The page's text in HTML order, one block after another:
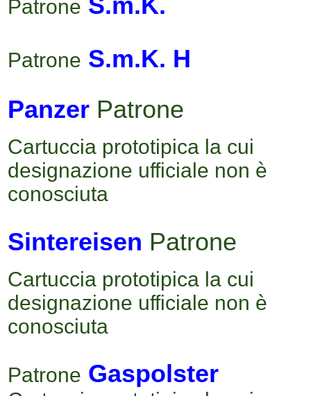
Patrone
Patrone S.m.K. H
Panzer Patrone
Cartuccia prototipica la cui
designazione ufficiale non è
conosciuta
Sintereisen Patrone
Cartuccia prototipica la cui
designazione ufficiale non è
conosciuta
Patrone Gaspolster